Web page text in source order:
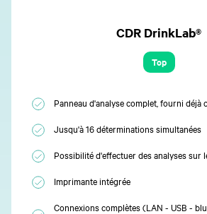
CDR DrinkLab®
Top
Panneau d'analyse complet, fourni déjà
Jusqu'à 16 déterminations simultanées
Possibilité d'effectuer des analyses sur
Imprimante intégrée
Connexions complètes (LAN - USB -